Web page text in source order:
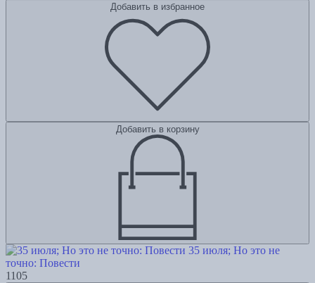
Добавить в избранное
Добавить в корзину
35 июля; Но это не
точно: Повести
1105